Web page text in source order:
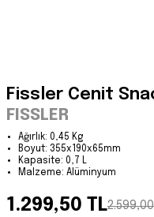
Fissler Cenit
FISSLER
Ağırlık: 0,45 Kg
Boyut: 355x190x65mm
Kapasite: 0,7 L
Malzeme: A lüminyum
1.299,50 TL